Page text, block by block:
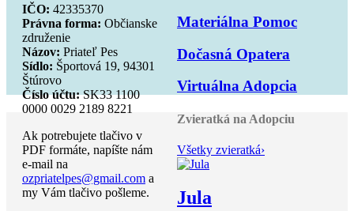
IČO: 42335370
Právna forma: Občianske
združenie
Názov: Priateľ Pes
Sídlo: Športová 19, 94301
Štúrovo
Číslo účtu:SK33 1100
0000 0029 2189 8221
Ak potrebujete tlačivo v
PDF formáte, napíšte nám
e-mail na
ozpriatelpes@gmail.com a
my Vám tlačivo pošleme.
Materiálna Pomoc
Dočasná Opatera
Virtuálna Adopcia
Zvieratká na Adopciu
Všetky zvieratká›
Jula